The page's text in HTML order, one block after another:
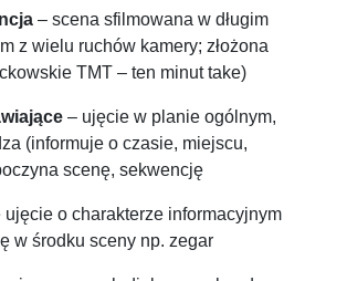
– scena sfilmowana w długim
z wielu ruchów kamery; złożona
TMT – ten minut take)
– ujęcie w planie ogólnym,
(informuje o czasie, miejscu,
scenę, sekwencję
ujęcie o charakterze informacyjnym
w środku sceny np. zegar